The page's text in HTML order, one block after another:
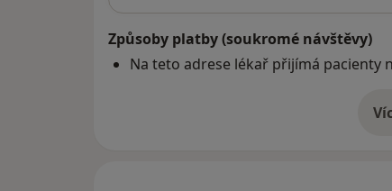
Způsoby platby (soukromé návštěvy)
Na teto adrese lékař přijímá pacienty